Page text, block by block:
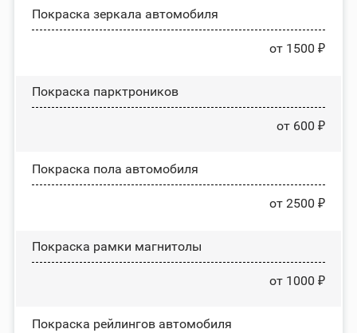
Покраска зеркала автомобиля
от 1500 ₽
Покраска парктроников
от 600 ₽
Покраска пола автомобиля
от 2500 ₽
Покраска рамки магнитолы
от 1000 ₽
Покраска рейлингов автомобиля